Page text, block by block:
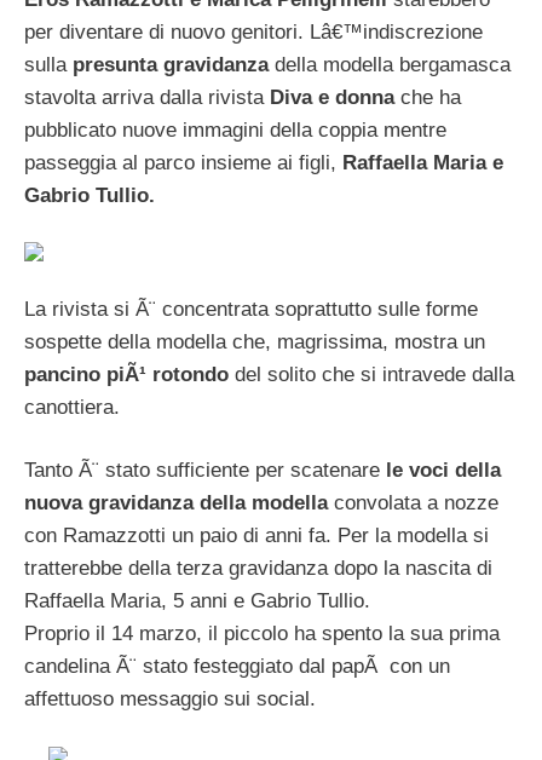
per diventare di nuovo genitori. Lâ€™indiscrezione
sulla presunta gravidanzadella modella bergamasca
stavolta arriva dalla rivista Diva e donnache ha
pubblicato nuove immagini della coppia mentre
passeggia al parco insieme ai figli, Raffaella Maria e
Gabrio Tullio.
La rivista si Ã¨ concentrata soprattutto sulle forme
sospette della modella che, magrissima, mostra un
pancino piÃ¹ rotondo del solito che si intravede dalla
canottiera.
Tanto Ã¨ stato sufficiente per scatenare le voci della
nuova gravidanza della modellaconvolata a nozze
con Ramazzotti un paio di anni fa. Per la modella si
tratterebbe della terza gravidanza dopo la nascita di
Raffaella Maria, 5 anni e Gabrio Tullio.
Proprio il 14 marzo, il piccolo ha spento la sua prima
candelina Ã¨ stato festeggiato dal papÃ con un
affettuoso messaggio sui social.